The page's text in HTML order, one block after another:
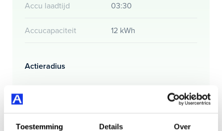
Toestemming Details Over
Accu laadtijd 03:30
Accucapaciteit 12 kWh
Actieradius